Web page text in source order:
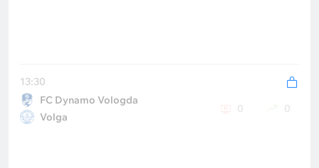
13:30
FC Dynamo Vologda
Volga
0 0